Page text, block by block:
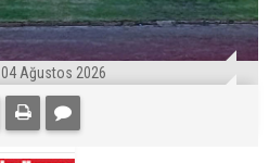
04 Ağustos 2026